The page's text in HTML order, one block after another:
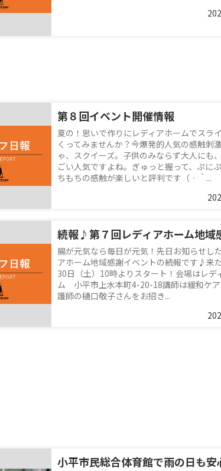
第８回イベント開催情報
夏の！思いで作りにレディアホームでスラ
くってみませんか？今爆発的人気の感触刺
ゃ、スクイーズ。子供のみならず大人にも
ごい人気ですよね。ぎゅっと握って、ぷに
ちもちの感触が楽しいと評判です（‐＾...
腸が元気なら毎日が元気！先日お知らせし
アホーム地域感謝イベントの続報です♪来
30日（土）10時よりスタート！会場はレデ
ム 小平市上水本町4-20-18講師は緩和ケ
護師の樋口敬子さんをお招き...